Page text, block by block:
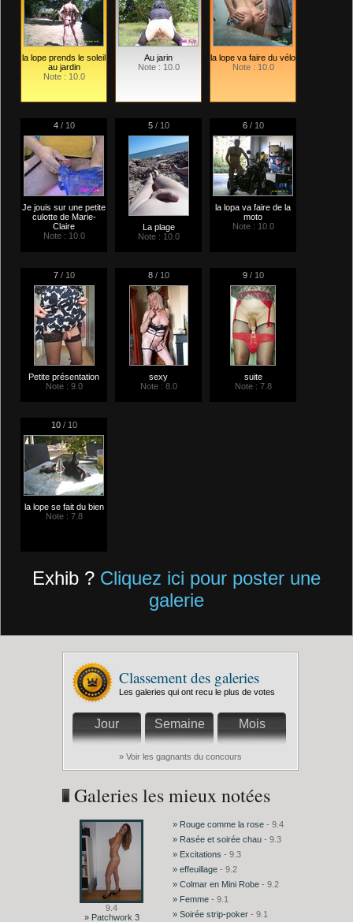
la lope prends le soleil
au jardin
Note : 10.0
Au jarin
Note : 10.0
la lope va faire du vélo
Note : 10.0
4/ 10
Je jouis sur une petite
culotte de Marie-
Claire
Note : 10.0
5/ 10
La plage
Note : 10.0
6/ 10
la lopa va faire de la
moto
Note : 10.0
7/ 10
Petite présentation
Note : 9.0
8/ 10
sexy
Note : 8.0
9/ 10
suite
Note : 7.8
10/ 10
la lope se fait du bien
Note : 7.8
Exhib ? Cliquez ici pour poster une
galerie
Classement des galeries
Les galeries qui ont recu le plus de votes
Jour Semaine Mois
» Voir les gagnants du concours
Galeries les mieux notées
9.4
» Patchwork 3
» Rouge comme la rose - 9.4
» Rasée et soirée chau - 9.3
» Excitations - 9.3
» effeuillage - 9.2
» Colmar en Mini Robe - 9.2
» Femme - 9.1
» Soirée strip-poker - 9.1